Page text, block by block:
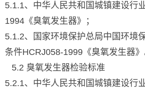
5.1.1、中华人民共和国城镇建设行
1994《臭氧发生器》；
5.1.2、国家环境保护总局中国环境
条件HCRJ058-1999《臭氧发生器》
5.2 臭氧发生器检验标准
5.2.1、中华人民共和国城镇建设行